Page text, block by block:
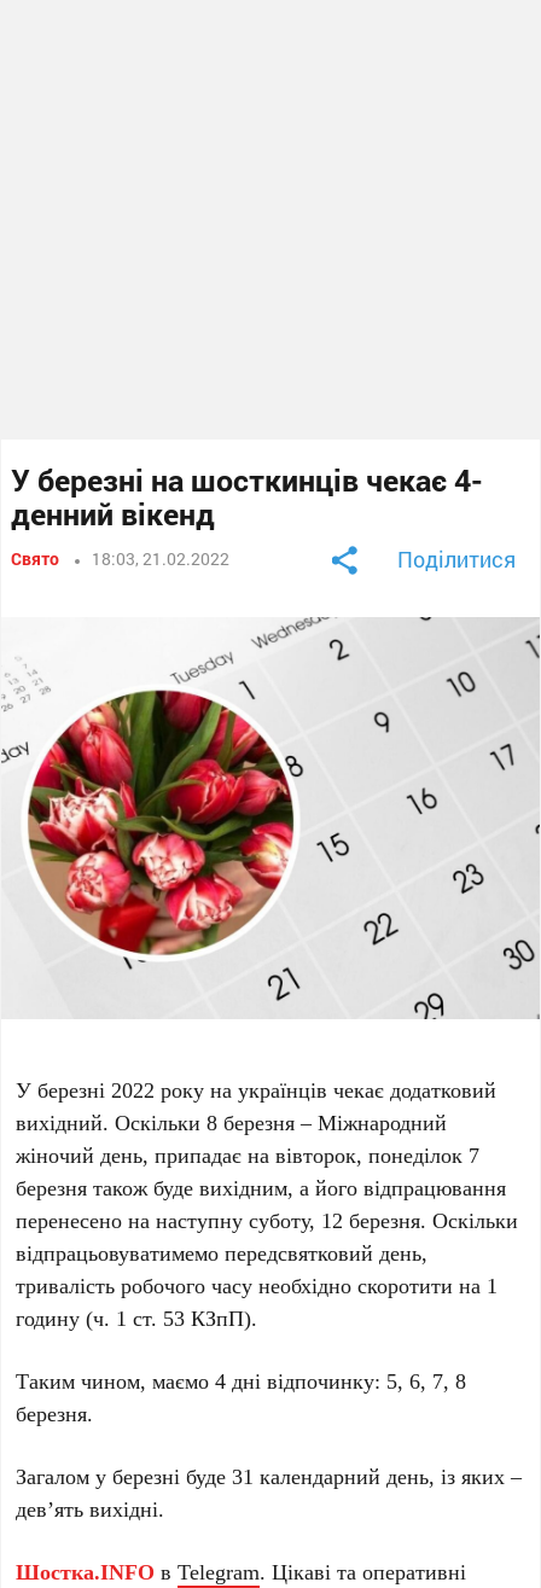
У березні на шосткинців чекає 4-
денний вікенд
Свято 18:03, 21.02.2022 Поділитися
У березні 2022 року на українців чекає додатковий
вихідний. Оскільки 8 березня – Міжнародний
жіночий день, припадає на вівторок, понеділок 7
березня також буде вихідним, а його відпрацювання
перенесено на наступну суботу, 12 березня. Оскільки
відпрацьовуватимемо передсвятковий день,
тривалість робочого часу необхідно скоротити на 1
годину (ч. 1 ст. 53 КЗпП).
Таким чином, маємо 4 дні відпочинку: 5, 6, 7, 8
березня.
Загалом у березні буде 31 календарний день, із яких –
дев’ять вихідні.
Шостка.INFO вTelegram. Цікаві та оперативні